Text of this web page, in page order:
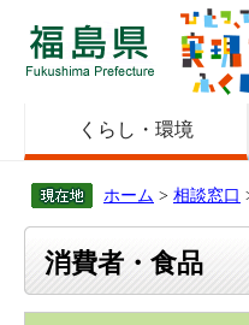
福島県
くらし・環境
ホーム > 相談窓口
消費者・食品